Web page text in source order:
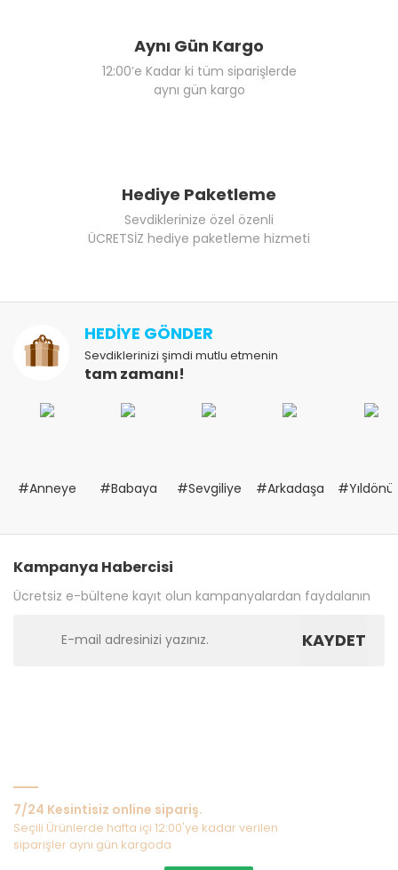
Aynı Gün Kargo
12:00’e Kadar ki tüm siparişlerde
aynı gün kargo
Hediye Paketleme
Sevdiklerinize özel özenli
ÜCRETSİZ hediye paketleme hizmeti
HEDİYE GÖNDER
Sevdiklerinizi şimdi mutlu etmenin
tam zamanı!
#Anneye #Babaya #Sevgiliye #Arkadaşa
Kampanya Habercisi
Ücretsiz e-bültene kayıt olun kampanyalardan faydalanın
KAYDET
7/24 Kesintisiz online sipariş.
Seçili Ürünlerde hafta içi 12:00'ye kadar verilen
siparişler aynı gün kargoda